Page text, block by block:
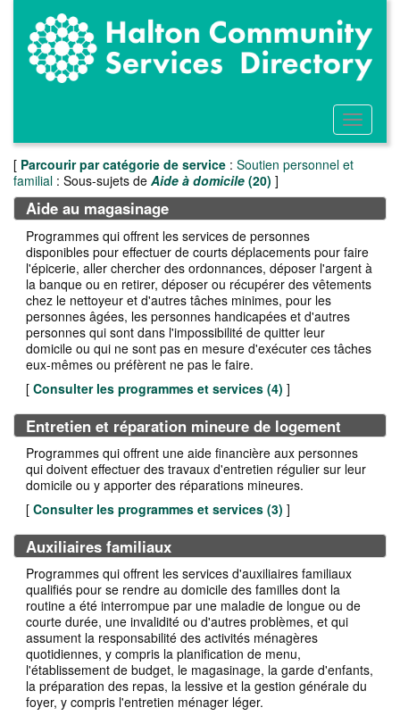
contenu
principal
Activer/
le
[ Parcourir par catégorie de service : Soutien personnel et
familial : Sous-sujets de Aide à domicile (20) ]
Aide au magasinage
Programmes qui offrent les services de personnes
disponibles pour effectuer de courts déplacements pour faire
l'épicerie, aller chercher des ordonnances, déposer l'argent à
la banque ou en retirer, déposer ou récupérer des vêtements
chez le nettoyeur et d'autres tâches minimes, pour les
personnes âgées, les personnes handicapées et d'autres
personnes qui sont dans l'impossibilité de quitter leur
domicile ou qui ne sont pas en mesure d'exécuter ces tâches
eux-mêmes ou préfèrent ne pas le faire.
[ Consulter les programmes et services (4) ]
Entretien et réparation mineure de logement
Programmes qui offrent une aide financière aux personnes
qui doivent effectuer des travaux d'entretien régulier sur leur
domicile ou y apporter des réparations mineures.
[ Consulter les programmes et services (3) ]
Auxiliaires familiaux
Programmes qui offrent les services d'auxiliaires familiaux
qualifiés pour se rendre au domicile des familles dont la
routine a été interrompue par une maladie de longue ou de
courte durée, une invalidité ou d'autres problèmes, et qui
assument la responsabilité des activités ménagères
quotidiennes, y compris la planification de menu,
l'établissement de budget, le magasinage, la garde d'enfants,
la préparation des repas, la lessive et la gestion générale du
foyer, y compris l'entretien ménager léger.